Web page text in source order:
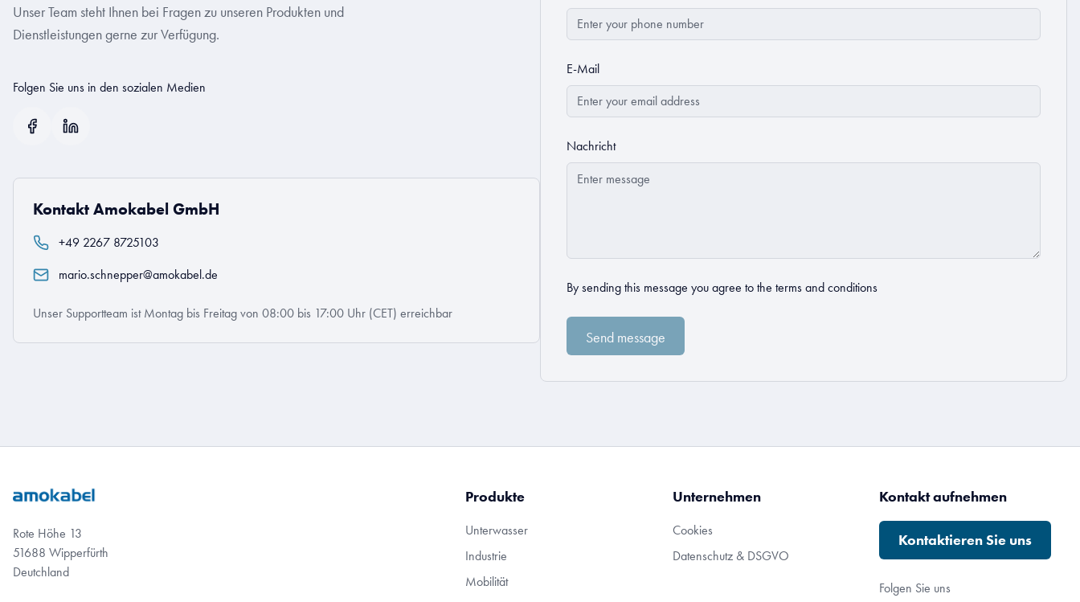
Unser Team steht Ihnen bei Fragen zu unseren Produkten und
Dienstleistungen gerne zur Verfügung.
Folgen Sie uns in den sozialen Medien
Kontakt Amokabel GmbH
+49 2267 8725103
mario.schnepper@amokabel.de
Unser Supportteam ist Montag bis Freitag von 08:00 bis 17:00 Uhr (CET) erreichbar
E-Mail
Nachricht
By sending this message you agree to the terms and conditions
Rote Höhe 13
51688 Wipperfürth
Deutchland
Produkte
Unterwasser
Industrie
Mobilität
Unternehmen
Cookies
Datenschutz & DSGVO
Kontakt aufnehmen
Kontaktieren Sie uns
Folgen Sie uns